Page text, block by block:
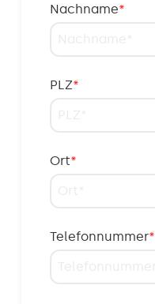
Nachname*
PLZ*
Ort*
Telefonnummer*